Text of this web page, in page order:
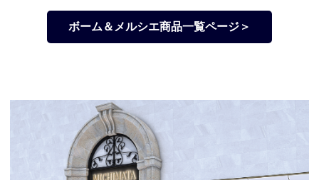
ボーム＆メルシエ商品一覧ページ＞